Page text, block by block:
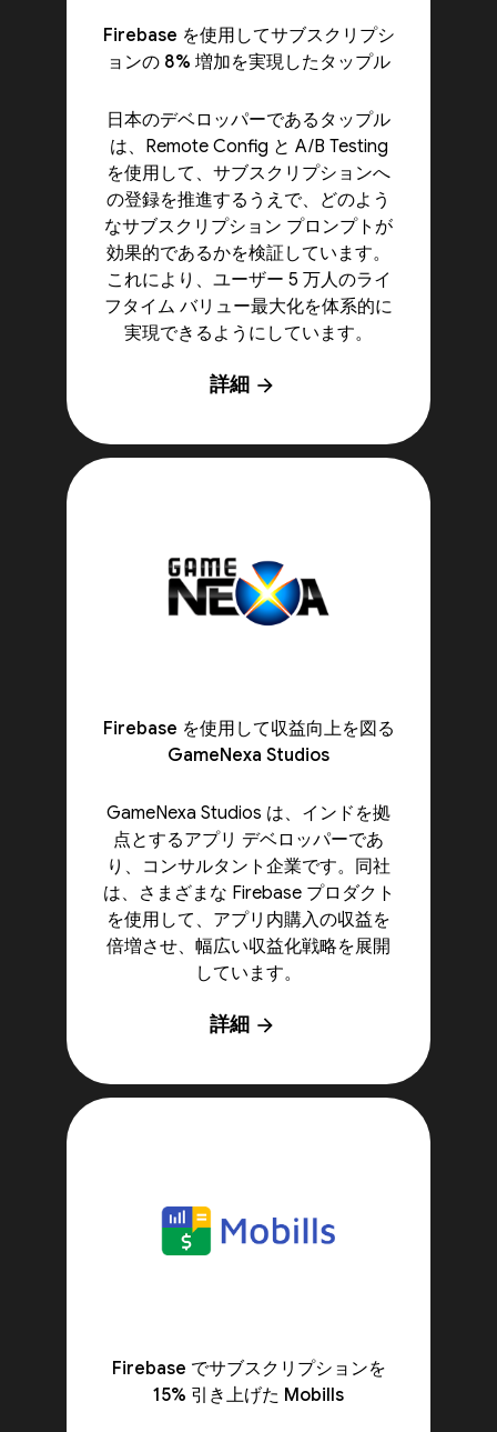
Firebase を使用してサブスクリプシ
ョンの 8% 増加を実現したタップル
日本のデベロッパーであるタップル
は、Remote Config と A/B Testing
を使用して、サブスクリプションへ
の登録を推進するうえで、どのよう
なサブスクリプション プロンプトが
効果的であるかを検証しています。
これにより、ユーザー 5 万人のライ
フタイム バリュー最大化を体系的に
実現できるようにしています。
詳細 arrow_forward
Firebase を使用して収益向上を図る
GameNexa Studios
GameNexa Studios は、インドを拠
点とするアプリ デベロッパーであ
り、コンサルタント企業です。同社
は、さまざまな Firebase プロダクト
を使用して、アプリ内購入の収益を
倍増させ、幅広い収益化戦略を展開
しています。
詳細 arrow_forward
Firebase でサブスクリプションを
15% 引き上げた Mobills